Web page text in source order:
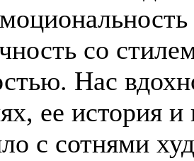
со
Нас
ее история
с сотнями